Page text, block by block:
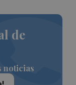
de
noticias